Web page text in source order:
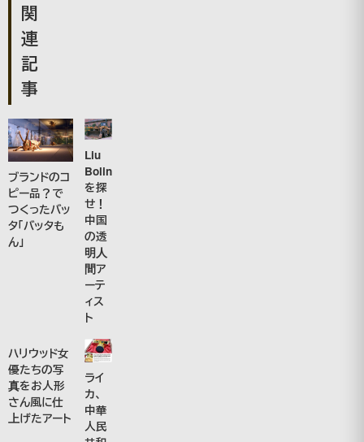
関
連
記
事
ブランドのコ
ピー品？で
つくったバッ
タ「バッタも
ん」
Liu
Bolin
を探
せ！
中国
の透
明人
間ア
ーテ
ィス
ト
ハリウッド女
優たちの写
真をお人形
さん風に仕
上げたアート
ライ
カ、
中華
人民